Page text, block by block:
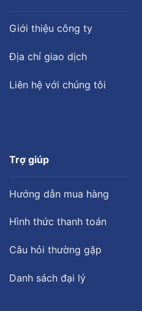
Giới thiệu công ty
Địa chỉ giao dịch
Liên hệ với chúng tôi
Trợ giúp
Hướng dẫn mua hàng
Hình thức thanh toán
Câu hỏi thường gặp
Danh sách đại lý